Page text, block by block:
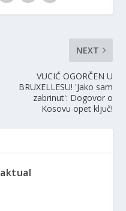
NEXT
VUCIĆ OGORČEN U
BRUXELLESU! 'Jako sam
zabrinut': Dogovor o
Kosovu opet ključ!
aktual